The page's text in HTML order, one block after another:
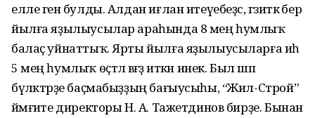
елле генә булды. Алдан иғлан итеүебеҙсә, гәзиткә бер
йылға яҙылыусылар араһында 8 мең һумлыҡ
балаҫ уйнаттыҡ. Ярты йылға яҙылыусыларға иһә
5 мең һумлыҡ өҫтәл вәғәҙә иткән инек. Был шәп
бүләктәрҙе баҫмабыҙҙың бағыусыһы, “Жил-Строй”
йәмғиәте директоры Н. А. Тажетдинов бирҙе. Бынан